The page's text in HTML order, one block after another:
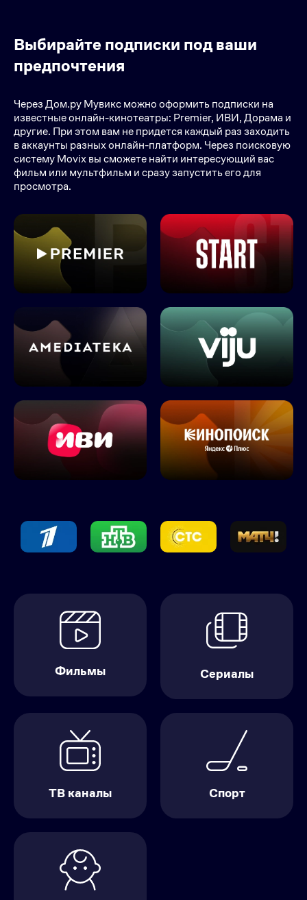
Выбирайте подписки под ваши
предпочтения
Через Дом.ру Мувикс можно оформить подписки на
известные онлайн-кинотеатры: Premier, ИВИ, Дорама и
другие. При этом вам не придется каждый раз заходить
в аккаунты разных онлайн-платформ. Через поисковую
систему Movix вы сможете найти интересующий вас
фильм или мультфильм и сразу запустить его для
просмотра.
Фильмы Сериалы
ТВ каналы Спорт